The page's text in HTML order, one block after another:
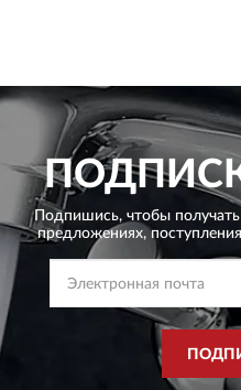
Подпишись, чтобы
предложениях,